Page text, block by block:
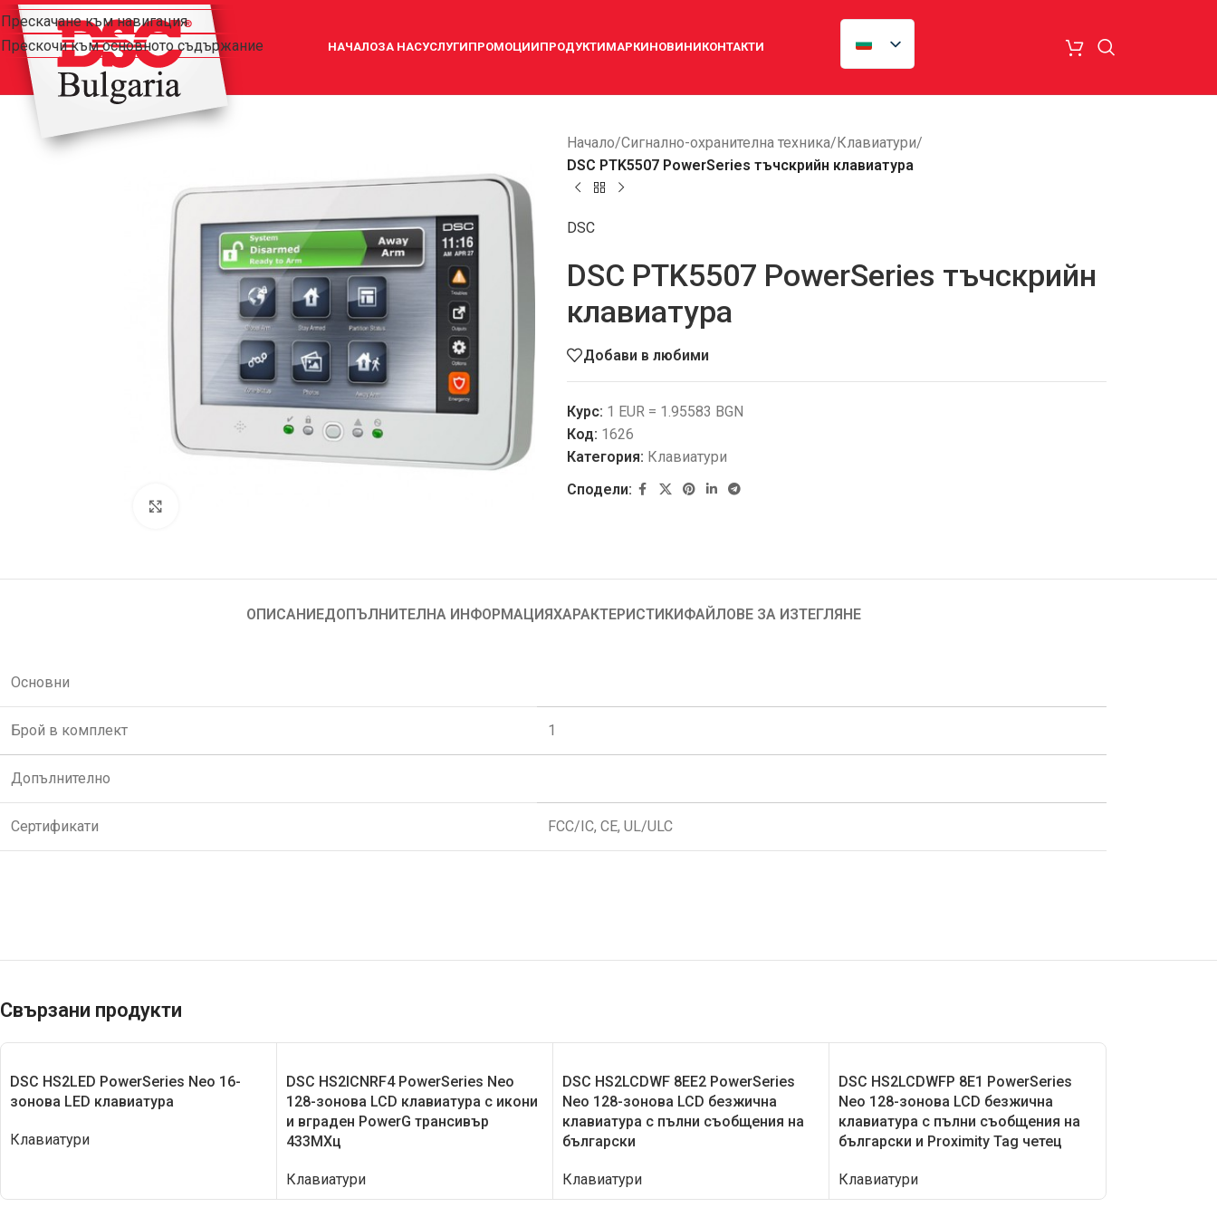
Прескачане към навигация
Прескочи към основното съдържание
НАЧАЛОЗА НАСУСЛУГИПРОМОЦИИПРОДУКТИМАРКИНОВИНИКОНТАКТИ
Начало/Сигнално-охранителна техника/Клавиатури/
DSC PTK5507 PowerSeries тъчскрийн клавиатура
DSC
DSC PTK5507 PowerSeries тъчскрийн
клавиатура
Добави в любими
Курс: 1 EUR = 1.95583 BGN
Код: 1626
Категория: Клавиатури
Сподели:
ОПИСАНИЕДОПЪЛНИТЕЛНА ИНФОРМАЦИЯХАРАКТЕРИСТИКИФАЙЛОВЕ ЗА ИЗТЕГЛЯНЕ
Основни
Брой в комплект 1
Допълнително
Сертификати FCC/IC, CE, UL/ULC
Свързани продукти
DSC HS2LED PowerSeries Neo 16-
зонова LЕD клавиатура
Клавиатури
DSC HS2ICNRF4 PowerSeries Neo
128-зонова LCD клавиатура с икони
и вграден PowerG трансивър
433МХц
Клавиатури
DSC HS2LCDWF 8EE2 PowerSeries
Neo 128-зонова LCD безжична
клавиатура с пълни съобщения на
български
Клавиатури
DSC HS2LCDWFP 8E1 PowerSeries
Neo 128-зонова LCD безжична
клавиатура с пълни съобщения на
български и Proximity Tag четец
Клавиатури